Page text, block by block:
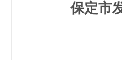
保定市